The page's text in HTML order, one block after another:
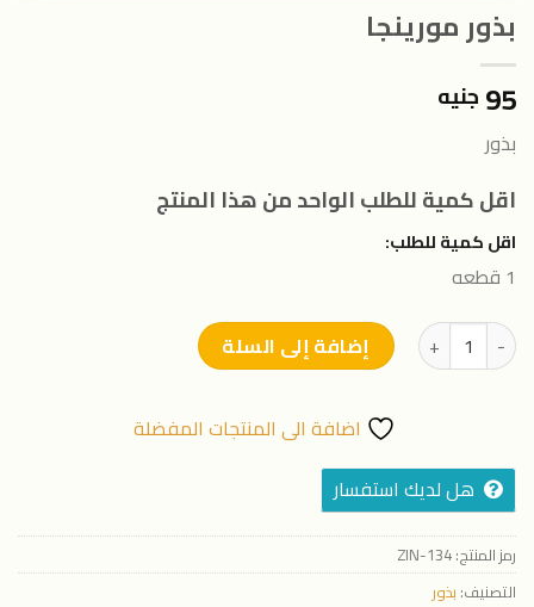
بذور مورينجا
95 جنيه
بذور
اقل كمية للطلب الواحد من هذا المنتج
اقل كمية للطلب:
1 قطعه
كمية بذور مورينجا إضافة إلى السلة
اضافة الى المنتجات المفضلة
هل لديك استفسار
رمز المنتج:ZIN-134
التصنيف: بذور